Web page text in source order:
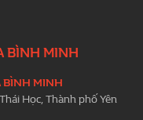
BÌNH MINH
BÌNH MINH
Học, Thành phố Yên